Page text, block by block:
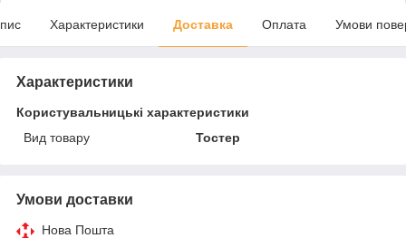
Характеристики Доставка Оплата Умови
Характеристики
Користувальницькі характеристики
Вид товару
Тостер
Умови доставки
Нова Пошта